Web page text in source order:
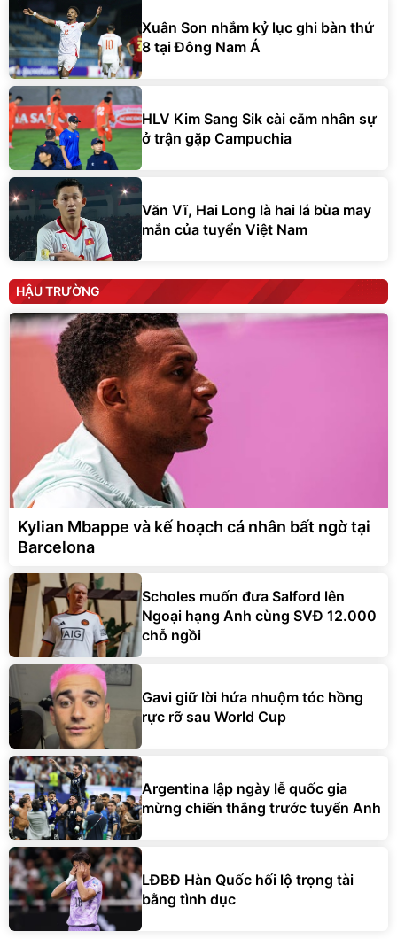
Xuân Son nhắm kỷ lục ghi bàn thứ
8 tại Đông Nam Á
HLV Kim Sang Sik cài cắm nhân sự
ở trận gặp Campuchia
Văn Vĩ, Hai Long là hai lá bùa may
mắn của tuyển Việt Nam
HẬU TRƯỜNG
Kylian Mbappe và kế hoạch cá nhân bất ngờ tại
Barcelona
Scholes muốn đưa Salford lên
Ngoại hạng Anh cùng SVĐ 12.000
chỗ ngồi
Gavi giữ lời hứa nhuộm tóc hồng
rực rỡ sau World Cup
Argentina lập ngày lễ quốc gia
mừng chiến thắng trước tuyển Anh
LĐBĐ Hàn Quốc hối lộ trọng tài
bằng tình dục